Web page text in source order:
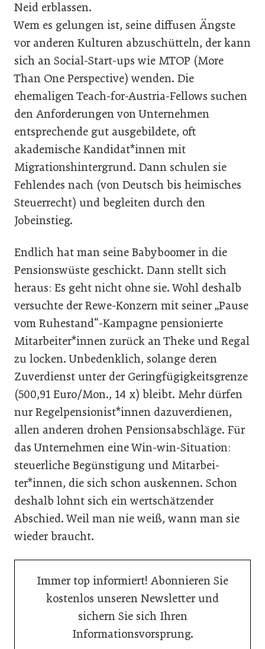
Neid erblassen.
Wem es gelungen ist, seine diffusen Ängste
vor anderen Kulturen abzuschütteln, der kann
sich an Social-Start-ups wie MTOP (More
Than One Perspective) wenden. Die
ehemaligen Teach-for-Austria-Fellows suchen
den Anforderungen von Unternehmen
entsprechende gut ausgebildete, oft
akademische Kandidat*innen mit
Migrationshintergrund. Dann schulen sie
Fehlendes nach (von Deutsch bis heimisches
Steuerrecht) und begleiten durch den
Jobeinstieg.
Endlich hat man seine Babyboomer in die
Pensionswüste geschickt. Dann stellt sich
heraus: Es geht nicht ohne sie. Wohl deshalb
versuchte der Rewe-Konzern mit seiner „Pause
vom Ruhestand“-Kampagne pensionierte
Mitarbei­ter*innen zurück an Theke und Regal
zu locken. Unbedenklich, solange deren
Zuverdienst unter der Geringfügigkeitsgrenze
(500,91 Euro/Mon., 14 x) bleibt. Mehr dürfen
nur Regelpensionist*innen dazuverdienen,
allen anderen drohen Pensionsabschläge. Für
das Unternehmen eine Win-win-Situation:
steuerliche Begünstigung und Mitarbei­
ter*innen, die sich schon auskennen. Schon
deshalb lohnt sich ein wertschätzender
Abschied. Weil man nie weiß, wann man sie
wieder braucht.
Immer top informiert! Abonnieren Sie
kostenlos unseren Newsletter und
sichern Sie sich Ihren
Informationsvorsprung.